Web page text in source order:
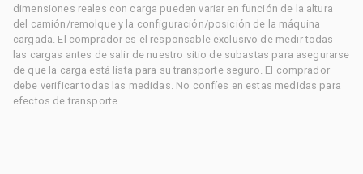
dimensiones reales con carga pueden variar en función de la altura
del camión/remolque y la configuración/posición de la máquina
cargada. El comprador es el responsable exclusivo de medir todas
las cargas antes de salir de nuestro sitio de subastas para asegurarse
de que la carga está lista para su transporte seguro. El comprador
debe verificar todas las medidas. No confíes en estas medidas para
efectos de transporte.